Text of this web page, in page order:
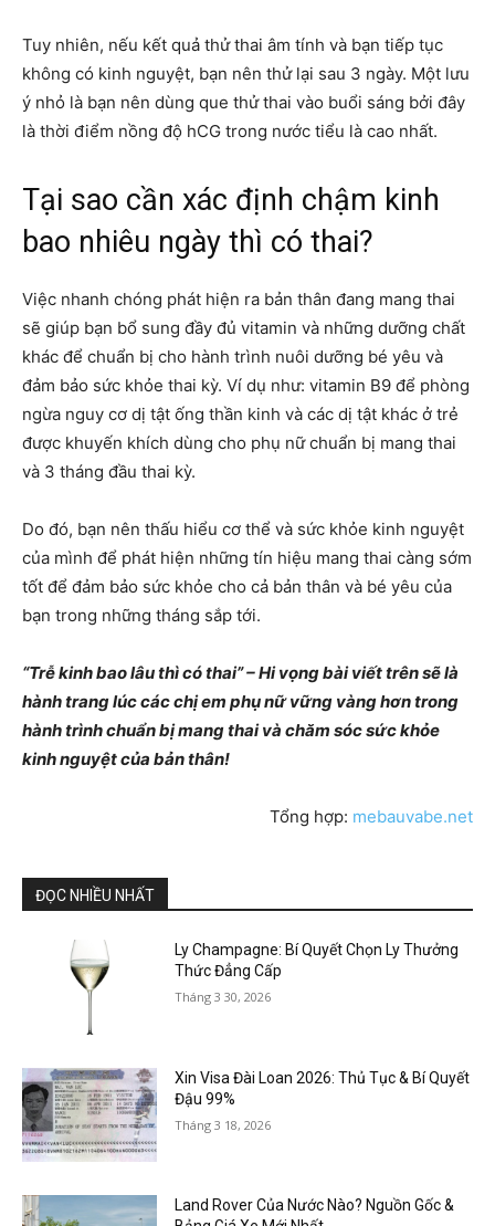
Tuy nhiên, nếu kết quả thử thai âm tính và bạn tiếp tục
không có kinh nguyệt, bạn nên thử lại sau 3 ngày. Một lưu
ý nhỏ là bạn nên dùng que thử thai vào buổi sáng bởi đây
là thời điểm nồng độ hCG trong nước tiểu là cao nhất.
Tại sao cần xác định chậm kinh
bao nhiêu ngày thì có thai?
Việc nhanh chóng phát hiện ra bản thân đang mang thai
sẽ giúp bạn bổ sung đầy đủ vitamin và những dưỡng chất
khác để chuẩn bị cho hành trình nuôi dưỡng bé yêu và
đảm bảo sức khỏe thai kỳ. Ví dụ như: vitamin B9 để phòng
ngừa nguy cơ dị tật ống thần kinh và các dị tật khác ở trẻ
được khuyến khích dùng cho phụ nữ chuẩn bị mang thai
và 3 tháng đầu thai kỳ.
Do đó, bạn nên thấu hiểu cơ thể và sức khỏe kinh nguyệt
của mình để phát hiện những tín hiệu mang thai càng sớm
tốt để đảm bảo sức khỏe cho cả bản thân và bé yêu của
bạn trong những tháng sắp tới.
“Trễ kinh bao lâu thì có thai” – Hi vọng bài viết trên sẽ là
hành trang lúc các chị em phụ nữ vững vàng hơn trong
hành trình chuẩn bị mang thai và chăm sóc sức khỏe
kinh nguyệt của bản thân!
Tổng hợp: mebauvabe.net
ĐỌC NHIỀU NHẤT
Ly Champagne: Bí Quyết Chọn Ly Thưởng
Thức Đẳng Cấp
Tháng 3 30, 2026
Xin Visa Đài Loan 2026: Thủ Tục & Bí Quyết
Đậu 99%
Tháng 3 18, 2026
Land Rover Của Nước Nào? Nguồn Gốc &